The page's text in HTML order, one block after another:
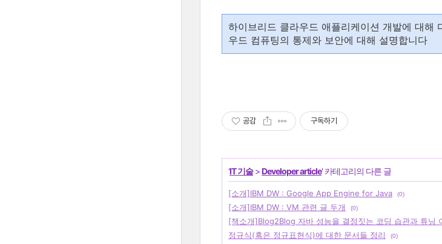
하이브리드 클라우드 애플리케이션 개발에 대해
우드 컴퓨팅의 통제와 보안에 대해 설명합니다
공감 구독하기
'IT 기술>Developer article' 카테고리의 다른 글
[소개]IBM DW : Google App Engine for Java (0)
[소개]IBM DW : VM 관련 글 두개
(0)
[책소개]Blog2Blog 자바 성능을 결정짓는 코딩 습관과 튜닝
정규식(혹은 정규표현식)에 대한 문서들 정리
(0)